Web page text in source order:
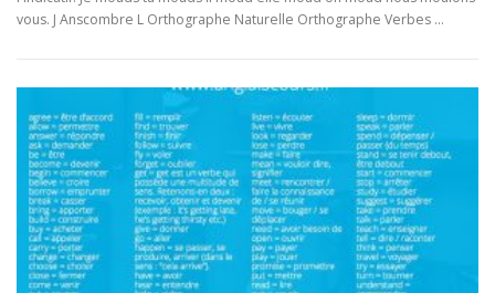
vous. J Anscombre L Orthographe Naturelle Orthographe Verbes …